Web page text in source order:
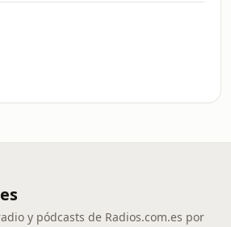
y pódcasts de Radios.com.es por